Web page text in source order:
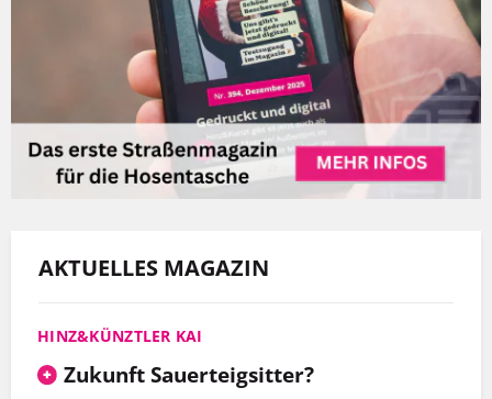
AKTUELLES MAGAZIN
HINZ&KÜNZTLER KAI
Zukunft Sauerteigsitter?